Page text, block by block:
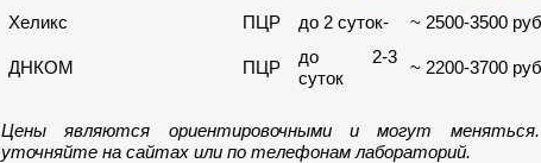
Хеликс
ПЦР до 2 суток- ~ 2500-3500
ДНКОМ ПЦР
до 2-3
суток
~ 2200-3700
Цены являются ориентировочными и могут
уточняйте на сайтах или по телефонам лабораторий.